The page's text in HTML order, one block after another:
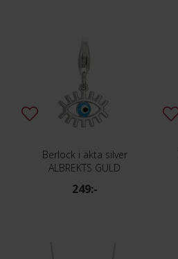
Berlock i äkta silver
ALBREKTS GULD
249:-